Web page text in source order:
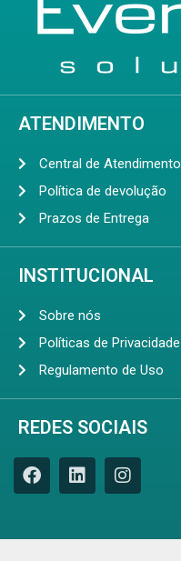
ATENDIMENTO
Central de Atendimento
Política de devolução
Prazos de Entrega
INSTITUCIONAL
Sobre nós
Políticas de Privacidade
Regulamento de Uso
REDES SOCIAIS